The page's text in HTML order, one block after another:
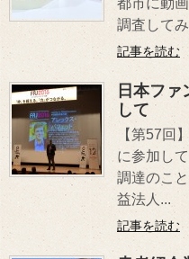
都市に動
調査して
記事を読む
日本フ
して
【第57回
に参加し
調達のこ
益法人...
記事を読む